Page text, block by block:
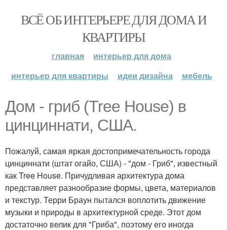
ВСЁ ОБ ИНТЕРЬЕРЕ ДЛЯ ДОМА И
КВАРТИРЫ
главная
интерьер для дома
интерьер для квартиры
идеи дизайна мебель
Дом - гриб (Tree House) в
цинциннати, США.
Пожалуй, самая яркая достопримечательность города
цинциннати (штат огайо, США) - "дом - Гриб", известный
как Tree House. Причудливая архитектура дома
представляет разнообразие формы, цвета, материалов
и текстур. Терри Браун пытался воплотить движение
музыки и природы в архитектурной среде. Этот дом
достаточно велик для "Гриба", поэтому его иногда